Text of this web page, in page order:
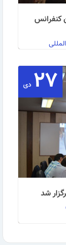
کنفرانس
که …
۲۷ دی
شد